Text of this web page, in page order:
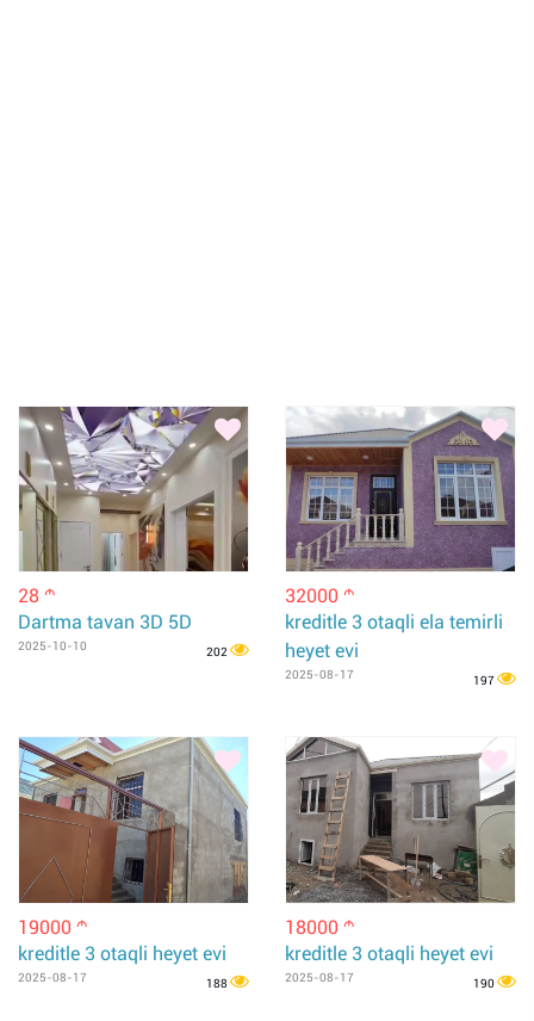
28 m
Dartma tavan 3D 5D
2025-10-10 202
32000 m
kreditle 3 otaqli ela temirli
heyet evi
2025-08-17 197
19000 m
kreditle 3 otaqli heyet evi
2025-08-17 188
18000 m
kreditle 3 otaqli heyet evi
2025-08-17 190